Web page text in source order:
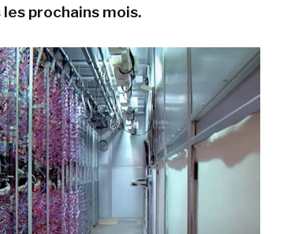
prochains mois.